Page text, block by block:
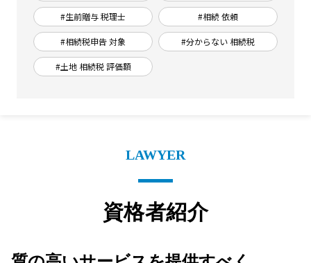
#生前贈与 税理士 #相続 依頼
#相続税申告 対象 #分からない 相続税
#土地 相続税 評価額
LAWYER
資格者紹介